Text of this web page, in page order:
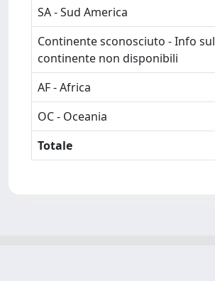
SA - Sud America
Continente sconosciuto - Info sul
continente non disponibili
AF - Africa
OC - Oceania
Totale